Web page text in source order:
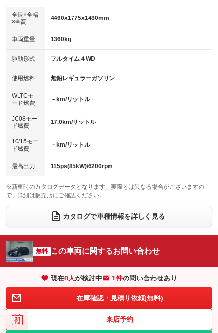
：装備なし
パワーウィンドウ
アイドリングストップ
：装備あり
USB入力端子
：装備あり
100V電源
：装備なし
センターデフロック
：装備なし
電動格納ミラー
：装備なし
アルミホイール：16インチ
：装備あり
HID(キセノンライト)
バックカメラ
エアロ
：装備なし
ローダウン
：装備なし
ベンチシート
：装備なし
チップアップシート
：装備なし
電動格納サードシート
：装備なし シートヒーター
：装備なし
ウォークスルー
電動リアゲート フロントカメラ
：装備なし
シートエアコン
：装備なし 全周囲カメラ
：装備なし
サイドカメラ
：装備なし ルーフレール
：装備なし
エアサスペンション ヘッドライトウォッシャー
全長×全幅
×全高
4460x1775x1480mm
車両重量 1360kg
駆動形式 フルタイム４WD
使用燃料 無鉛レギュラーガソリン
WLTCモ
ード燃費
－km/リットル
JC08モー
ド燃費
17.0km/リットル
10/15モー
ド燃費
－km/リットル
最高出力 115ps(85kW)/6200rpm
※新車時のカタログデータとなります。実際とは異なる場合がございますの
で、詳細は販売店にご確認ください。
カタログで車種情報を詳しく見る
無料 この車両に関するお問い合わせ
現在0人が検討中 1件の問い合わせあり
在庫確認・見積り依頼(無料)
来店予約